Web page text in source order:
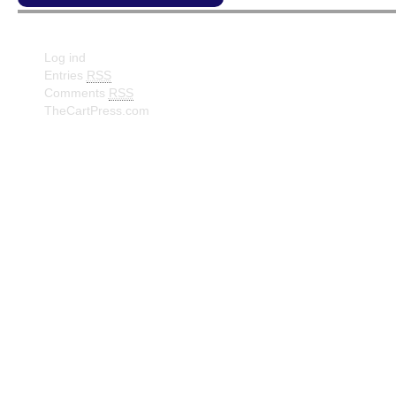
Log ind
Entries RSS
Comments RSS
TheCartPress.com